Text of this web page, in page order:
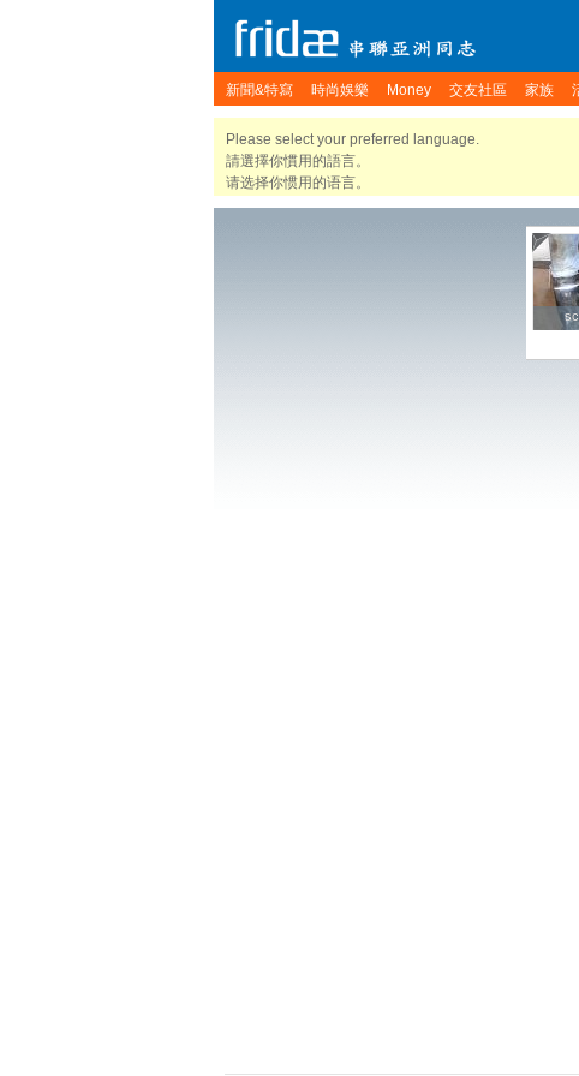
新聞&特寫 時尚娛樂 Money 交友社區 家族
Please select your preferred language.
請選擇你慣用的語言。
请选择你惯用的语言。